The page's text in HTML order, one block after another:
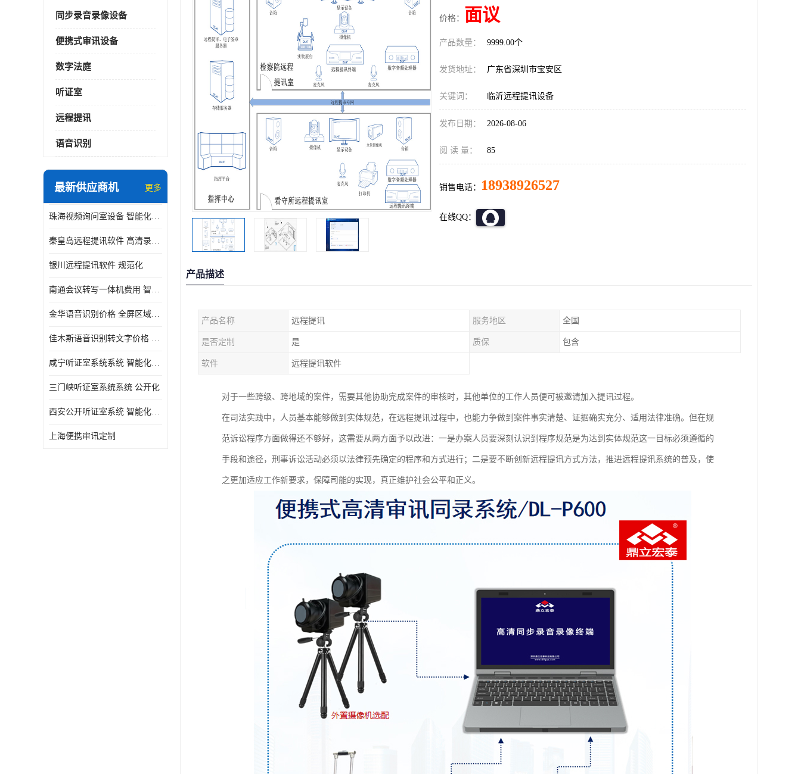
同步录音录像设备
便携式审讯设备
数字法庭
听证室
远程提讯
语音识别
最新供应商机 更多
珠海视频询问室设备 智能化水平
秦皇岛远程提讯软件 高清录屏模式
银川远程提讯软件 规范化
南通会议转写一体机费用 智能化水平
金华语音识别价格 全屏区域分屏
佳木斯语音识别转文字价格 规范化
咸宁听证室系统系统 智能化水平
三门峡听证室系统系统 公开化
西安公开听证室系统 智能化水平
上海便携审讯定制
价格： 面议
产品数量： 9999.00个
发货地址： 广东省深圳市宝安区
关键词： 临沂远程提讯设备
发布日期： 2026-08-06
阅 读 量： 85
销售电话： 18938926527
在线QQ：
产品描述
产品名称 远程提讯 服务地区 全国
是否定制 是 质保 包含
软件 远程提讯软件
对于一些跨级、跨地域的案件，需要其他协助完成案件的审核时，其他单位的工作人员便可被邀请加入提讯过程。
在司法实践中，人员基本能够做到实体规范，在远程提讯过程中，也能力争做到案件事实清楚、证据确实充分、适用法律准确。但在规
范诉讼程序方面做得还不够好，这需要从两方面予以改进：一是办案人员要深刻认识到程序规范是为达到实体规范这一目标必须遵循的
手段和途径，刑事诉讼活动必须以法律预先确定的程序和方式进行；二是要不断创新远程提讯方式方法，推进远程提讯系统的普及，使
之更加适应工作新要求，保障司能的实现，真正维护社会公平和正义。